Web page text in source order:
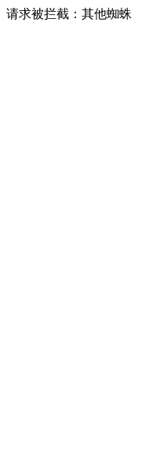
请求被拦截：其他蜘蛛